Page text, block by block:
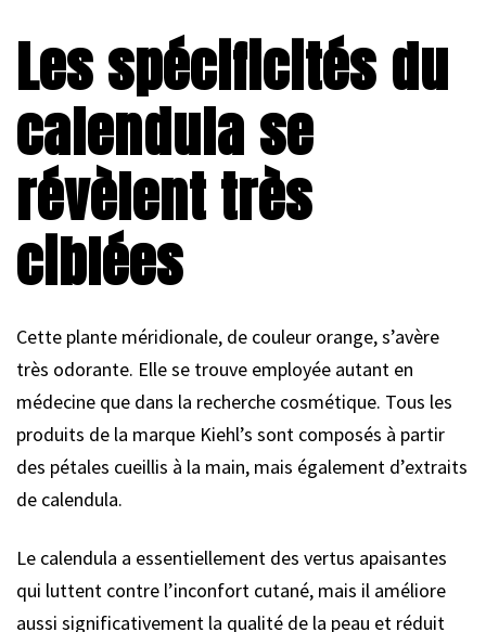
Les spécificités du
calendula se
révèlent très
ciblées
Cette plante méridionale, de couleur orange, s’avère
très odorante. Elle se trouve employée autant en
médecine que dans la recherche cosmétique. Tous les
produits de la marque Kiehl’s sont composés à partir
des pétales cueillis à la main, mais également d’extraits
de calendula.
Le calendula a essentiellement des vertus apaisantes
qui luttent contre l’inconfort cutané, mais il améliore
aussi significativement la qualité de la peau et réduit